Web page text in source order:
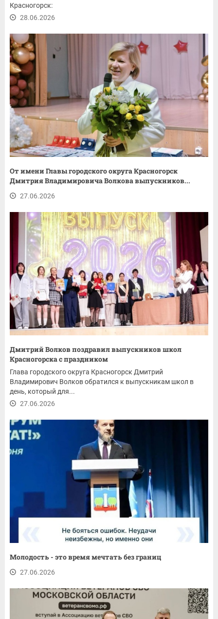
Красногорск:
28.06.2026
От имени Главы городского округа Красногорск
Дмитрия Владимировича Волкова выпускников...
27.06.2026
Дмитрий Волков поздравил выпускников школ
Красногорска с праздником
Глава городского округа Красногорск Дмитрий
Владимирович Волков обратился к выпускникам школ в
день, который для...
27.06.2026
Молодость - это время мечтать без границ
27.06.2026